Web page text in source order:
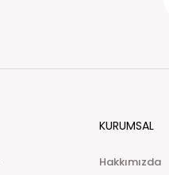
KURUMSAL
Hakkımızda